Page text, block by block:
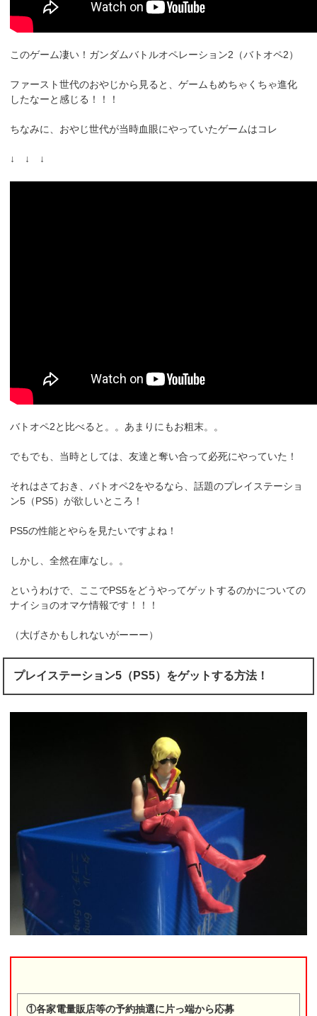
このゲーム凄い！ガンダムバトルオペレーション2（バトオペ2）
ファースト世代のおやじから見ると、ゲームもめちゃくちゃ進化
したなーと感じる！！！
ちなみに、おやじ世代が当時血眼にやっていたゲームはコレ
↓ ↓ ↓
バトオペ2と比べると。。あまりにもお粗末。。
でもでも、当時としては、友達と奪い合って必死にやっていた！
それはさておき、バトオペ2をやるなら、話題のプレイステーショ
ン5（PS5）が欲しいところ！
PS5の性能とやらを見たいですよね！
しかし、全然在庫なし。。
というわけで、ここでPS5をどうやってゲットするのかについての
ナイショのオマケ情報です！！！
（大げさかもしれないがーーー）
プレイステーション5（PS5）をゲットする方法！
①各家電量販店等の予約抽選に片っ端から応募